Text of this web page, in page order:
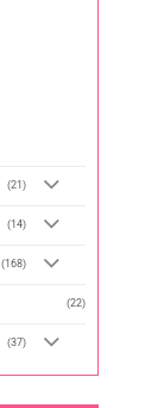
(21)
(14)
(168)
(22)
(37)